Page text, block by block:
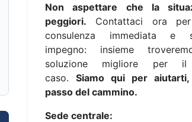
Non aspettare che la
peggiori. Contattaci ora
consulenza immediata e
impegno: insieme
soluzione migliore per
caso. Siamo qui per
passo del cammino.
Sede centrale: